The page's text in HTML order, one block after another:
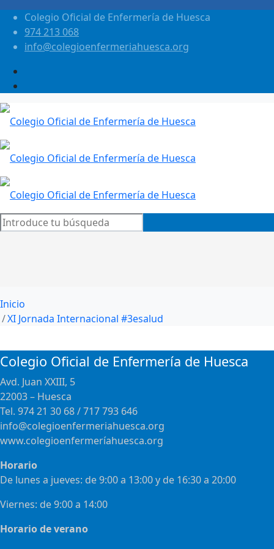
Colegio Oficial de Enfermería de Huesca
974 213 068
info@colegioenfermeriahuesca.org
Inicio
XI Jornada Internacional #3esalud
Colegio Oficial de Enfermería de Huesca
Avd. Juan XXIII, 5
22003 – Huesca
Tel. 974 21 30 68 / 717 793 646
info@colegioenfermeriahuesca.org
www.colegioenfermeríahuesca.org
Horario
De lunes a jueves: de 9:00 a 13:00 y de 16:30 a 20:00
Viernes: de 9:00 a 14:00
Horario de verano